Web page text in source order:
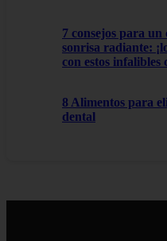
7 consejos para
sonrisa radiante:
con estos infalibles
8 Alimentos para
dental